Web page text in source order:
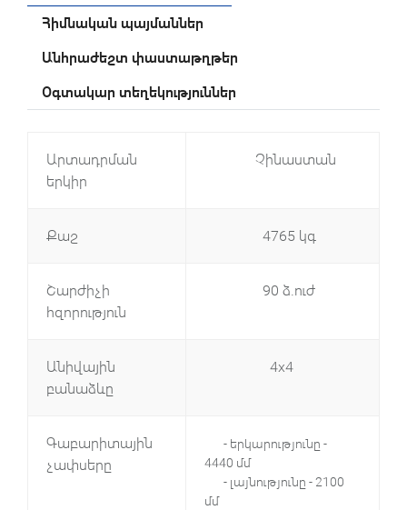
Հիմնական պայմաններ
Անհրաժեշտ փաստաթղթեր
Օգտակար տեղեկություններ
Արտադրման
երկիր
Չինաստան
Քաշ 4765 կգ
Շարժիչի
հզորություն
90 ձ.ուժ
Անիվային
բանաձևը
4x4
Գաբարիտային
չափսերը
- երկարությունը -
4440 մմ
- լայնությունը - 2100
մմ